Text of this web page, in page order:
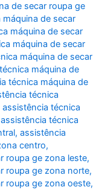
de secar roupa ge
de secar
máquina de secar
máquina de secar
máquina de secar
máquina de
técnica máquina de
técnica
assistência técnica
assistência técnica
,assistência
centro,
roupa ge zona leste,
roupa ge zona norte,
roupa ge zona oeste,